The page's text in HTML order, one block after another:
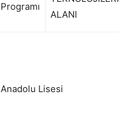
Programı
ALANI
Anadolu Lisesi